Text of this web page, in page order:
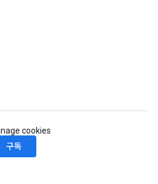
cookies
구독